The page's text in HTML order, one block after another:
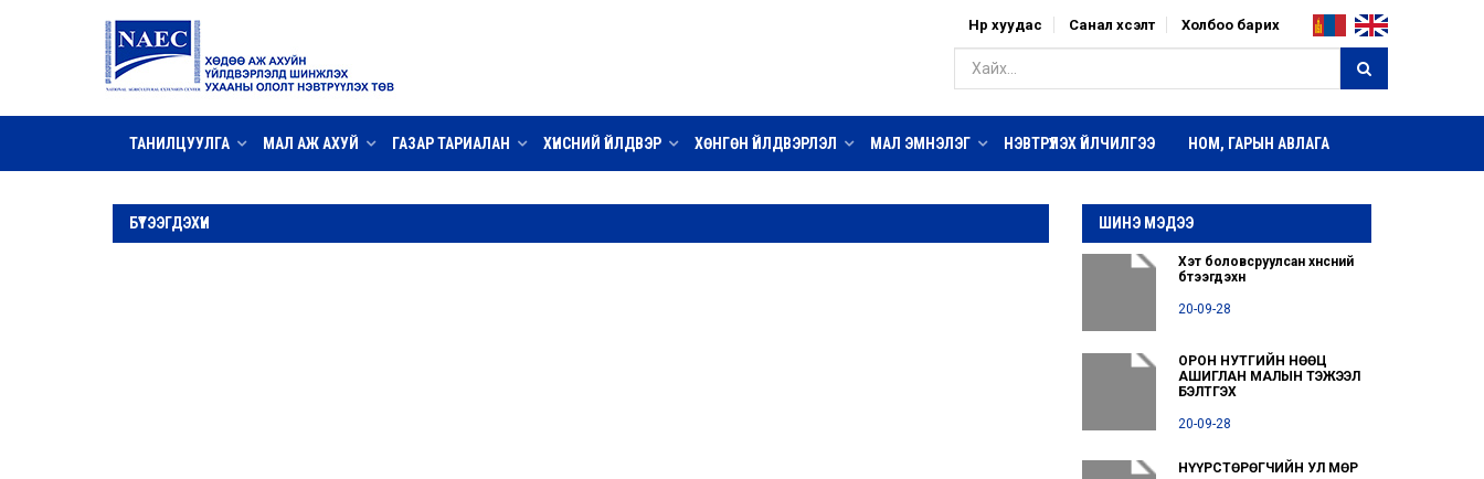
Нүүр хуудас Санал хүсэлт Холбоо барих
ТАНИЛЦУУЛГА МАЛ АЖ АХУЙ ГАЗАР ТАРИАЛАН ХҮНСНИЙ ҮЙЛДВЭР ХӨНГӨН ҮЙЛДВЭРЛЭЛ МАЛ ЭМНЭЛЭГ НЭВТРҮҮЛЭХ ҮЙЛЧИЛГЭЭ НОМ, ГАРЫН АВЛАГА
БҮТЭЭГДЭХҮҮН ШИНЭ МЭДЭЭ
Хэт боловсруулсан хүнсний
бүтээгдэхүүн
20-09-28
ОРОН НУТГИЙН НӨӨЦ
АШИГЛАН МАЛЫН ТЭЖЭЭЛ
БЭЛТГЭХ
20-09-28
НҮҮРСТӨРӨГЧИЙН УЛ МӨР